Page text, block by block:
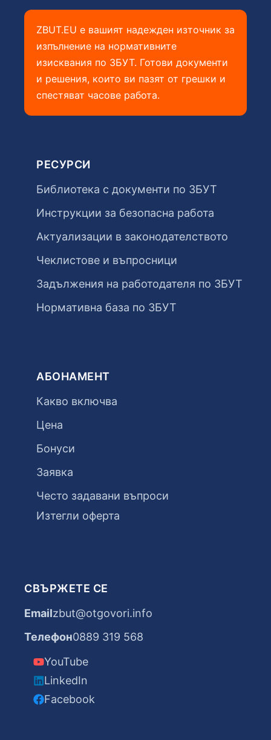
ZBUT.EU е вашият надежден източник за
изпълнение на нормативните
изисквания по ЗБУТ. Готови документи
и решения, които ви пазят от грешки и
спестяват часове работа.
РЕСУРСИ
Библиотека с документи по ЗБУТ
Инструкции за безопасна работа
Актуализации в законодателството
Чеклистове и въпросници
Задължения на работодателя по ЗБУТ
Нормативна база по ЗБУТ
АБОНАМЕНТ
Какво включва
Цена
Бонуси
Заявка
Често задавани въпроси
Изтегли оферта
СВЪРЖЕТЕ СЕ
Emailzbut@otgovori.info
Телефон0889 319 568
YouTube
LinkedIn
Facebook